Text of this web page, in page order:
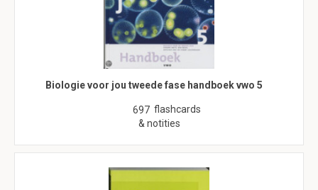
Biologie voor jou tweede fase handboek vwo 5
697 flashcards
& notities